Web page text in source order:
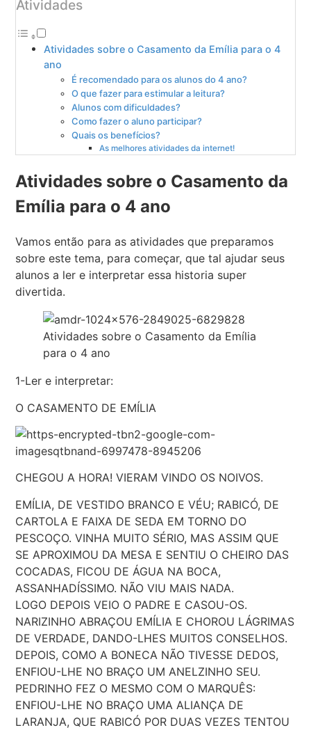
Atividades
Atividades sobre o Casamento da Emília para o 4
ano
É recomendado para os alunos do 4 ano?
O que fazer para estimular a leitura?
Alunos com dificuldades?
Como fazer o aluno participar?
Quais os benefícios?
As melhores atividades da internet!
Atividades sobre o Casamento da
Emília para o 4 ano
Vamos então para as atividades que preparamos
sobre este tema, para começar, que tal ajudar seus
alunos a ler e interpretar essa historia super
divertida.
Atividades sobre o Casamento da Emília
para o 4 ano
1-Ler e interpretar:
O CASAMENTO DE EMÍLIA
CHEGOU A HORA! VIERAM VINDO OS NOIVOS.
EMÍLIA, DE VESTIDO BRANCO E VÉU; RABICÓ, DE
CARTOLA E FAIXA DE SEDA EM TORNO DO
PESCOÇO. VINHA MUITO SÉRIO, MAS ASSIM QUE
SE APROXIMOU DA MESA E SENTIU O CHEIRO DAS
COCADAS, FICOU DE ÁGUA NA BOCA,
ASSANHADÍSSIMO. NÃO VIU MAIS NADA.
LOGO DEPOIS VEIO O PADRE E CASOU-OS.
NARIZINHO ABRAÇOU EMÍLIA E CHOROU LÁGRIMAS
DE VERDADE, DANDO-LHES MUITOS CONSELHOS.
DEPOIS, COMO A BONECA NÃO TIVESSE DEDOS,
ENFIOU-LHE NO BRAÇO UM ANELZINHO SEU.
PEDRINHO FEZ O MESMO COM O MARQUÊS:
ENFIOU-LHE NO BRAÇO UMA ALIANÇA DE
LARANJA, QUE RABICÓ POR DUAS VEZES TENTOU